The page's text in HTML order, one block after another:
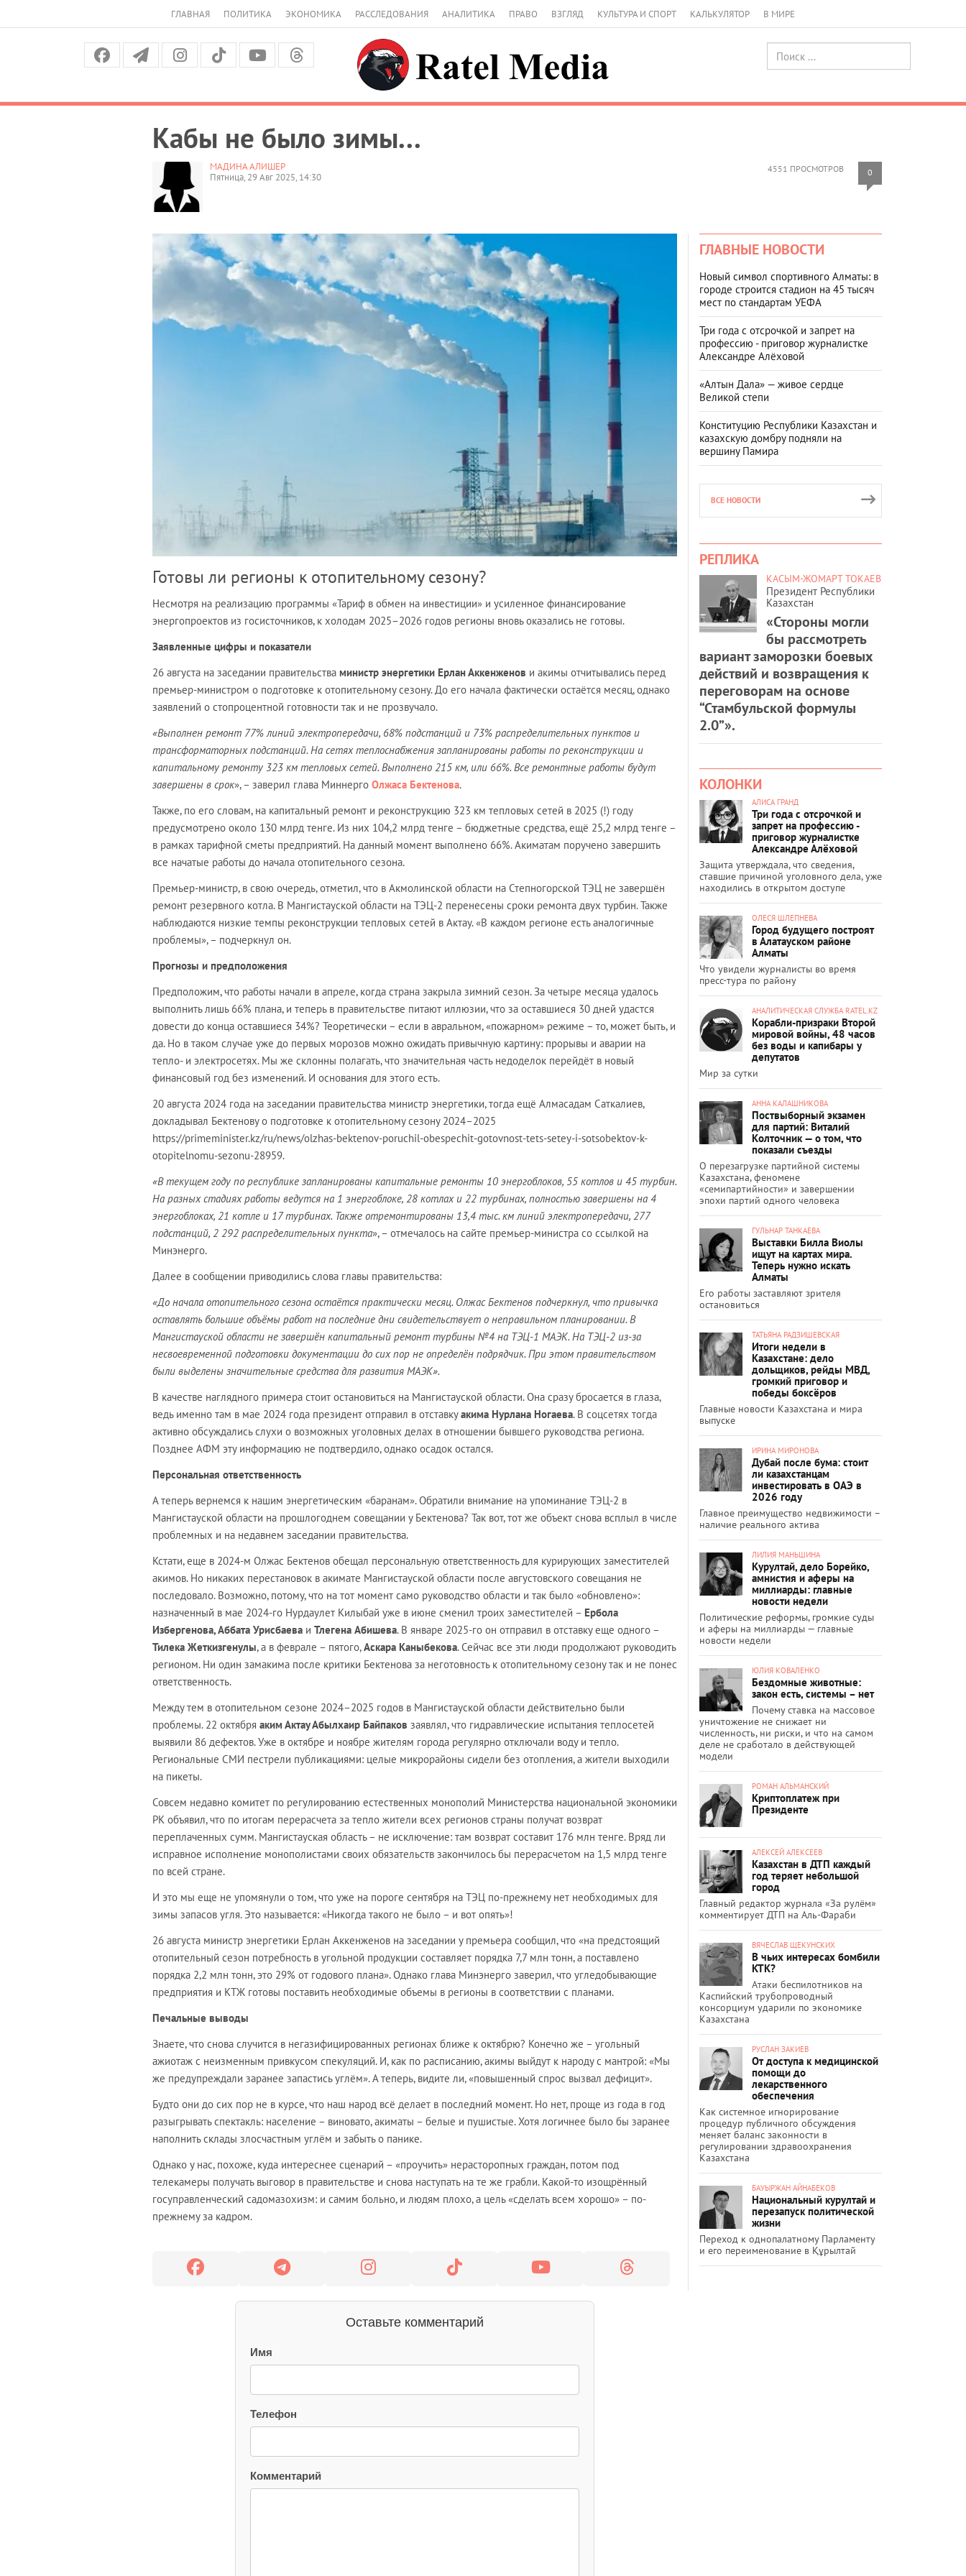
ГЛАВНАЯ ПОЛИТИКА ЭКОНОМИКА РАССЛЕДОВАНИЯ АНАЛИТИКА ПРАВО ВЗГЛЯД КУЛЬТУРА И СПОРТ КАЛЬКУЛЯТОР В МИРЕ
Кабы не было зимы...
4551 ПРОСМОТРОВ 0
МАДИНА АЛИШЕР
Пятница, 29 Авг 2025, 14:30
Готовы ли регионы к отопительному сезону?
Несмотря на реализацию программы «Тариф в обмен на инвестиции» и усиленное финансирование
энергопроектов из госисточников, к холодам 2025–2026 годов регионы вновь оказались не готовы.
Заявленные цифры и показатели
26 августа на заседании правительства министр энергетики Ерлан Аккенженов и акимы отчитывались перед
премьер-министром о подготовке к отопительному сезону. До его начала фактически остаётся месяц, однако
заявлений о стопроцентной готовности так и не прозвучало.
«Выполнен ремонт 77% линий электропередачи, 68% подстанций и 73% распределительных пунктов и
трансформаторных подстанций. На сетях теплоснабжения запланированы работы по реконструкции и
капитальному ремонту 323 км тепловых сетей. Выполнено 215 км, или 66%. Все ремонтные работы будут
завершены в срок», – заверил глава Миннерго Олжаса Бектенова.
Также, по его словам, на капитальный ремонт и реконструкцию 323 км тепловых сетей в 2025 (!) году
предусмотрено около 130 млрд тенге. Из них 104,2 млрд тенге – бюджетные средства, ещё 25,2 млрд тенге –
в рамках тарифной сметы предприятий. На данный момент выполнено 66%. Акиматам поручено завершить
все начатые работы до начала отопительного сезона.
Премьер-министр, в свою очередь, отметил, что в Акмолинской области на Степногорской ТЭЦ не завершён
ремонт резервного котла. В Мангистауской области на ТЭЦ-2 перенесены сроки ремонта двух турбин. Также
наблюдаются низкие темпы реконструкции тепловых сетей в Актау. «В каждом регионе есть аналогичные
проблемы», – подчеркнул он.
Прогнозы и предположения
Предположим, что работы начали в апреле, когда страна закрыла зимний сезон. За четыре месяца удалось
выполнить лишь 66% плана, и теперь в правительстве питают иллюзии, что за оставшиеся 30 дней удастся
довести до конца оставшиеся 34%? Теоретически – если в авральном, «пожарном» режиме – то, может быть, и
да. Но в таком случае уже до первых морозов можно ожидать привычную картину: прорывы и аварии на
тепло- и электросетях. Мы же склонны полагать, что значительная часть недоделок перейдёт в новый
финансовый год без изменений. И основания для этого есть.
20 августа 2024 года на заседании правительства министр энергетики, тогда ещё Алмасадам Саткалиев,
докладывал Бектенову о подготовке к отопительному сезону 2024–2025
https://primeminister.kz/ru/news/olzhas-bektenov-poruchil-obespechit-gotovnost-tets-setey-i-sotsobektov-k-
otopitelnomu-sezonu-28959.
«В текущем году по республике запланированы капитальные ремонты 10 энергоблоков, 55 котлов и 45 турбин.
На разных стадиях работы ведутся на 1 энергоблоке, 28 котлах и 22 турбинах, полностью завершены на 4
энергоблоках, 21 котле и 17 турбинах. Также отремонтированы 13,4 тыс. км линий электропередачи, 277
подстанций, 2 292 распределительных пункта», – отмечалось на сайте премьер-министра со ссылкой на
Минэнерго.
Далее в сообщении приводились слова главы правительства:
«До начала отопительного сезона остаётся практически месяц. Олжас Бектенов подчеркнул, что привычка
оставлять большие объёмы работ на последние дни свидетельствует о неправильном планировании. В
Мангистауской области не завершён капитальный ремонт турбины №4 на ТЭЦ-1 МАЭК. На ТЭЦ-2 из-за
несвоевременной подготовки документации до сих пор не определён подрядчик. При этом правительством
были выделены значительные средства для развития МАЭК».
В качестве наглядного примера стоит остановиться на Мангистауской области. Она сразу бросается в глаза,
ведь именно там в мае 2024 года президент отправил в отставкуакима Нурлана Ногаева. В соцсетях тогда
активно обсуждались слухи о возможных уголовных делах в отношении бывшего руководства региона.
Позднее АФМ эту информацию не подтвердило, однако осадок остался.
Персональная ответственность
А теперь вернемся к нашим энергетическим «баранам». Обратили внимание на упоминание ТЭЦ-2 в
Мангистауской области на прошлогоднем совещании у Бектенова? Так вот, тот же объект снова всплыл в числе
проблемных и на недавнем заседании правительства.
Кстати, еще в 2024-м Олжас Бектенов обещал персональную ответственность для курирующих заместителей
акимов. Но никаких перестановок в акимате Мангистауской области после августовского совещания не
последовало. Возможно, потому, что на тот момент само руководство области и так было «обновлено»:
назначенный в мае 2024-го Нурдаулет Килыбай уже в июне сменил троих заместителей – Ербола
Избергенова, Аббата Урисбаева и Тлегенa Абишева. В январе 2025-го он отправил в отставку еще одного –
Тилека Жеткизгенулы, а в феврале – пятого,Аскара Каныбекова. Сейчас все эти люди продолжают руководить
регионом. Ни один замакима после критики Бектенова за неготовность к отопительному сезону так и не понес
ответственность.
Между тем в отопительном сезоне 2024–2025 годов в Мангистауской области действительно были
проблемы. 22 октября аким Актау Абылхаир Байпаков заявлял, что гидравлические испытания теплосетей
выявили 86 дефектов. Уже в октябре и ноябре жителям города регулярно отключали воду и тепло.
Региональные СМИ пестрели публикациями: целые микрорайоны сидели без отопления, а жители выходили
на пикеты.
Совсем недавно комитет по регулированию естественных монополий Министерства национальной экономики
РК объявил, что по итогам перерасчета за тепло жители всех регионов страны получат возврат
переплаченных сумм. Мангистауская область – не исключение: там возврат составит 176 млн тенге. Вряд ли
исправное исполнение монополистами своих обязательств закончилось бы перерасчетом на 1,5 млрд тенге
по всей стране.
И это мы еще не упомянули о том, что уже на пороге сентября на ТЭЦ по-прежнему нет необходимых для
зимы запасов угля. Это называется: «Никогда такого не было – и вот опять»!
26 августа министр энергетики Ерлан Аккенженов на заседании у премьера сообщил, что «на предстоящий
отопительный сезон потребность в угольной продукции составляет порядка 7,7 млн тонн, а поставлено
порядка 2,2 млн тонн, это 29% от годового плана». Однако глава Минэнерго заверил, что угледобывающие
предприятия и КТЖ готовы поставить необходимые объемы в регионы в соответствии с планами.
Печальные выводы
Знаете, что снова случится в негазифицированных регионах ближе к октябрю? Конечно же – угольный
ажиотаж с неизменным привкусом спекуляций. И, как по расписанию, акимы выйдут к народу с мантрой: «Мы
же предупреждали заранее запастись углём». А теперь, видите ли, «повышенный спрос вызвал дефицит».
Будто они до сих пор не в курсе, что наш народ всё делает в последний момент. Но нет, проще из года в год
разыгрывать спектакль: население – виновато, акиматы – белые и пушистые. Хотя логичнее было бы заранее
наполнить склады злосчастным углём и забыть о панике.
Однако у нас, похоже, куда интереснее сценарий – «проучить» нерасторопных граждан, потом под
телекамеры получать выговор в правительстве и снова наступать на те же грабли. Какой-то изощрённый
госуправленческий садомазохизм: и самим больно, и людям плохо, а цель «сделать всем хорошо» – по-
прежнему за кадром.
Оставьте комментарий
Имя
Телефон
Комментарий
ГЛАВНЫЕ НОВОСТИ
Новый символ спортивного Алматы: в
городе строится стадион на 45 тысяч
мест по стандартам УЕФА
Три года с отсрочкой и запрет на
профессию - приговор журналистке
Александре Алёховой
«Алтын Дала» — живое сердце
Великой степи
Конституцию Республики Казахстан и
казахскую домбру подняли на
вершину Памира
ВСЕ НОВОСТИ
РЕПЛИКА
КАСЫМ-ЖОМАРТ ТОКАЕВ
Президент Республики
Казахстан
«Стороны могли
бы рассмотреть
вариант заморозки боевых
действий и возвращения к
переговорам на основе
“Стамбульской формулы
2.0”».
КОЛОНКИ
АЛИСА ГРАНД
Три года с отсрочкой и
запрет на профессию -
приговор журналистке
Александре Алёховой
Защита утверждала, что сведения,
ставшие причиной уголовного дела, уже
находились в открытом доступе
ОЛЕСЯ ШЛЕПНЕВА
Город будущего построят
в Алатауском районе
Алматы
Что увидели журналисты во время
пресс-тура по району
АНАЛИТИЧЕСКАЯ СЛУЖБА RATEL.KZ
Корабли-призраки Второй
мировой войны, 48 часов
без воды и капибары у
депутатов
Мир за сутки
АННА КАЛАШНИКОВА
Поствыборный экзамен
для партий: Виталий
Колточник — о том, что
показали съезды
О перезагрузке партийной системы
Казахстана, феномене
«семипартийности» и завершении
эпохи партий одного человека
ГУЛЬНАР ТАНКАЕВА
Выставки Билла Виолы
ищут на картах мира.
Теперь нужно искать
Алматы
Его работы заставляют зрителя
остановиться
ТАТЬЯНА РАДЗИШЕВСКАЯ
Итоги недели в
Казахстане: дело
дольщиков, рейды МВД,
громкий приговор и
победы боксёров
Главные новости Казахстана и мира
выпуске
ИРИНА МИРОНОВА
Дубай после бума: стоит
ли казахстанцам
инвестировать в ОАЭ в
2026 году
Главное преимущество недвижимости –
наличие реального актива
ЛИЛИЯ МАНЬШИНА
Курултай, дело Борейко,
амнистия и аферы на
миллиарды: главные
новости недели
Политические реформы, громкие суды
и аферы на миллиарды — главные
новости недели
ЮЛИЯ КОВАЛЕНКО
Бездомные животные:
закон есть, системы – нет
Почему ставка на массовое
уничтожение не снижает ни
численность, ни риски, и что на самом
деле не сработало в действующей
модели
РОМАН АЛЬМАНСКИЙ
Криптоплатеж при
Президенте
АЛЕКСЕЙ АЛЕКСЕЕВ
Казахстан в ДТП каждый
год теряет небольшой
город
Главный редактор журнала «За рулём»
комментирует ДТП на Аль-Фараби
ВЯЧЕСЛАВ ЩЕКУНСКИХ
В чьих интересах бомбили
КТК?
Атаки беспилотников на
Каспийский трубопроводный
консорциум ударили по экономике
Казахстана
РУСЛАН ЗАКИЕВ
От доступа к медицинской
помощи до
лекарственного
обеспечения
Как системное игнорирование
процедур публичного обсуждения
меняет баланс законности в
регулировании здравоохранения
Казахстана
БАУЫРЖАН АЙНАБЕКОВ
Национальный курултай и
перезапуск политической
жизни
Переход к однопалатному Парламенту
и его переименование в Құрылтай